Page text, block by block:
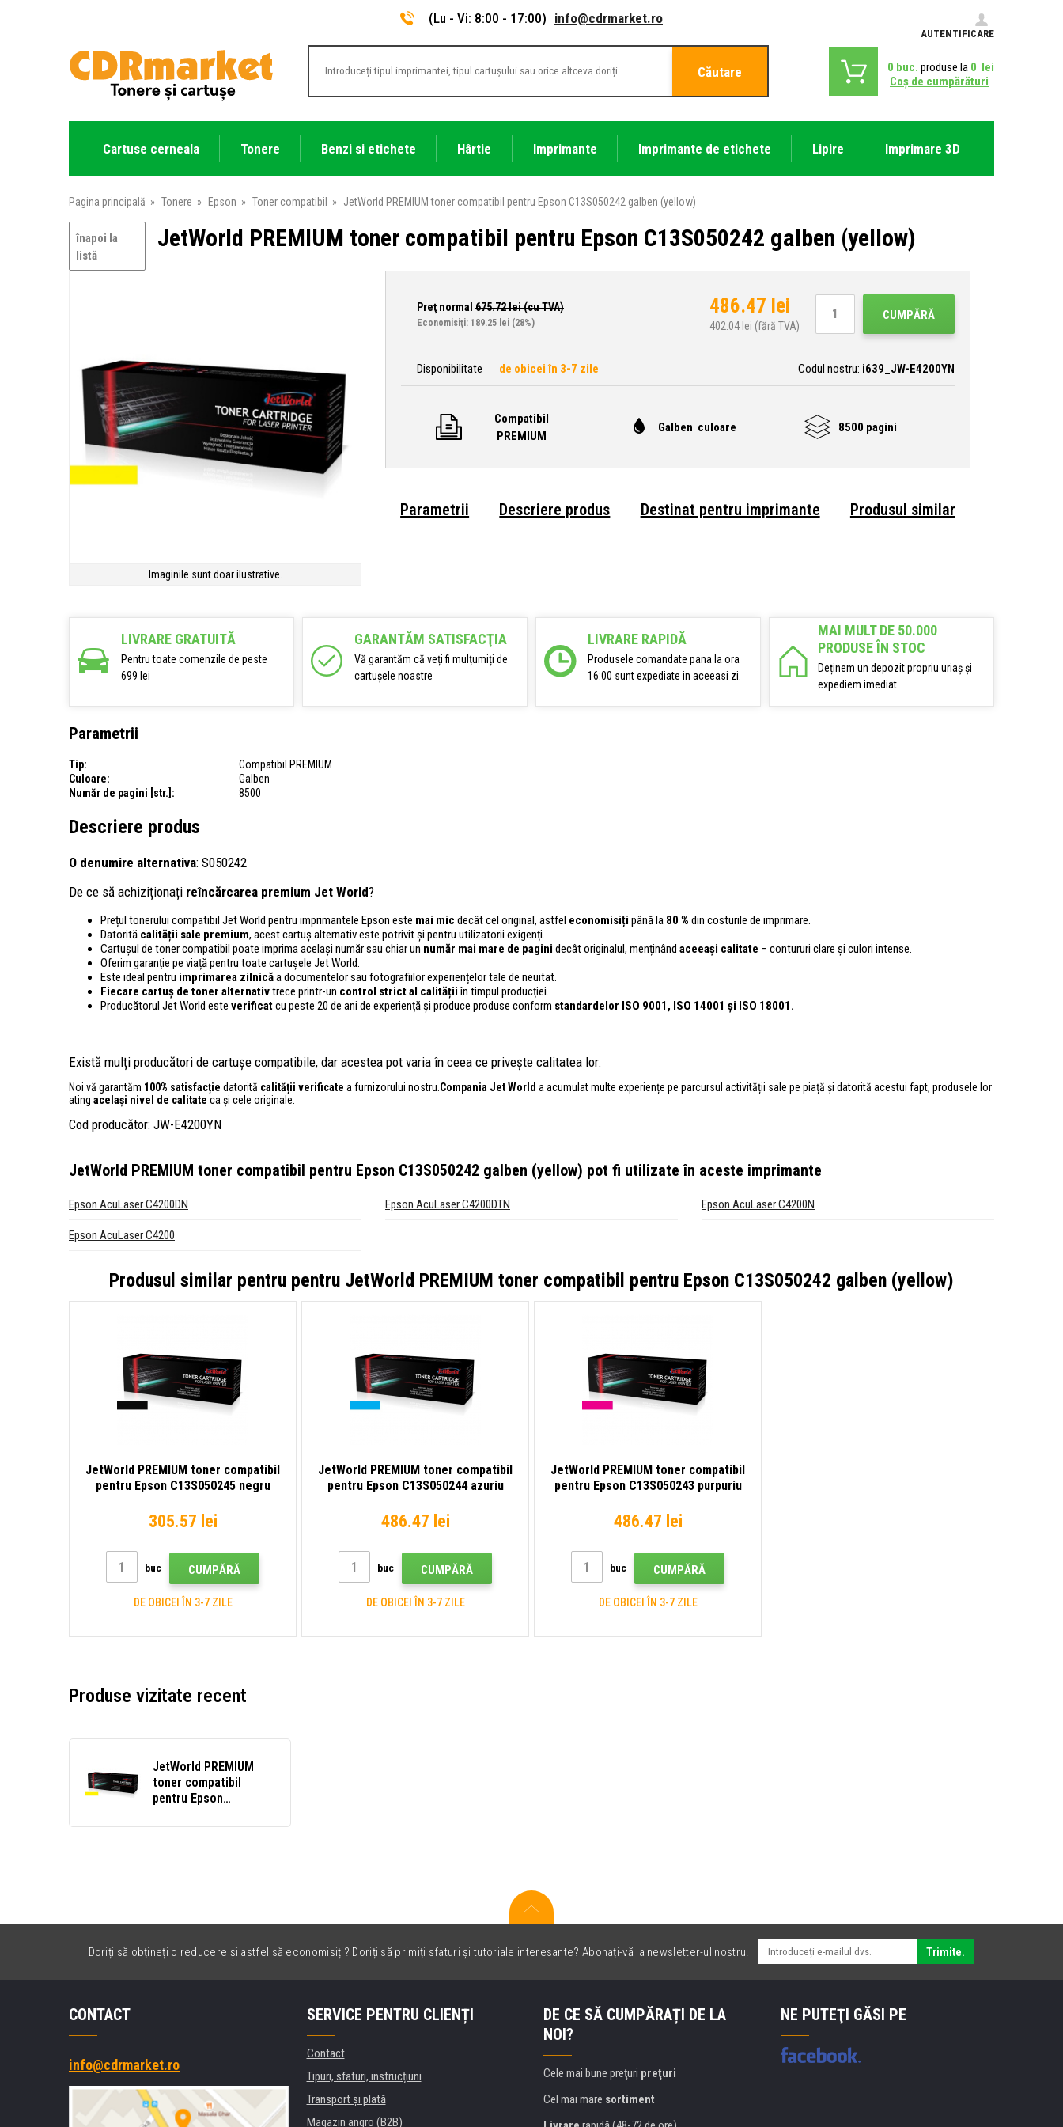
(Lu - Vi: 8:00 - 17:00) info@cdrmarket.ro
AUTENTIFICARE
Căutare 0 buc. produse la 0 lei
Coş de cumpărături
Cartuse cerneala Tonere Benzi si etichete Hârtie Imprimante Imprimante de etichete Lipire Imprimare 3D
Pagina principală » Tonere » Epson » Toner compatibil » JetWorld PREMIUM toner compatibil pentru Epson C13S050242 galben (yellow)
înapoi la
listă
JetWorld PREMIUM toner compatibil pentru Epson C13S050242 galben (yellow)
Imaginile sunt doar ilustrative.
Preţ normal 675.72lei (cu TVA)
Economisiţi: 189.25 lei (28%)
486.47 lei
402.04lei (fără TVA)
CUMPĂRĂ
Disponibilitate de obicei în 3-7 zile Codul nostru: i639_JW-E4200YN
Compatibil
PREMIUM
Galben culoare 8500 pagini
Parametrii Descriere produs Destinat pentru imprimante Produsul similar
LIVRARE GRATUITĂ
Pentru toate comenzile de peste
699 lei
GARANTĂM SATISFACŢIA
Vă garantăm că veți fi mulțumiți de
cartușele noastre
LIVRARE RAPIDĂ
Produsele comandate pana la ora
16:00 sunt expediate in aceeasi zi.
MAI MULT DE 50.000
PRODUSE ÎN STOC
Deținem un depozit propriu uriaș și
expediem imediat.
Parametrii
Tip:
Compatibil PREMIUM
Culoare:
Galben
Număr de pagini [str.]:
8500
Descriere produs
O denumire alternativa: S050242
De ce să achiziționați reîncărcarea premium Jet World?
Prețul tonerului compatibil Jet World pentru imprimantele Epson este mai mic decât cel original, astfel economisiți până la 80 % din costurile de imprimare.
Datorită calității sale premium, acest cartuș alternativ este potrivit și pentru utilizatorii exigenți.
Cartușul de toner compatibil poate imprima același număr sau chiar un număr mai mare de pagini decât originalul, menținând aceeași calitate – contururi clare și culori intense.
Oferim garanție pe viață pentru toate cartușele Jet World.
Este ideal pentru imprimarea zilnicăa documentelor sau fotografiilor experiențelor tale de neuitat.
Fiecare cartuș de toner alternativtrece printr-un control strict al calitățiiîn timpul producției.
Producătorul Jet World este verificatcu peste 20 de ani de experiență și produce produse conform standardelor ISO 9001, ISO 14001 și ISO 18001.
Există mulți producători de cartușe compatibile, dar acestea pot varia în ceea ce privește calitatea lor.
Noi vă garantăm 100% satisfacție datorită calității verificate a furnizorului nostru.Compania Jet World a acumulat multe experiențe pe parcursul activității sale pe piață și datorită acestui fapt, produsele lor
ating același nivel de calitate ca și cele originale.
Cod producător: JW-E4200YN
JetWorld PREMIUM toner compatibil pentru Epson C13S050242 galben (yellow) pot fi utilizate în aceste imprimante
Epson AcuLaser C4200DN Epson AcuLaser C4200DTN Epson AcuLaser C4200N
Epson AcuLaser C4200
Produsul similar pentru pentru JetWorld PREMIUM toner compatibil pentru Epson C13S050242 galben (yellow)
JetWorld PREMIUM toner compatibil
pentru Epson C13S050245 negru
305.57 lei
buc CUMPĂRĂ
DE OBICEI ÎN 3-7 ZILE
JetWorld PREMIUM toner compatibil
pentru Epson C13S050244 azuriu
486.47 lei
buc CUMPĂRĂ
DE OBICEI ÎN 3-7 ZILE
JetWorld PREMIUM toner compatibil
pentru Epson C13S050243 purpuriu
486.47 lei
buc CUMPĂRĂ
DE OBICEI ÎN 3-7 ZILE
Produse vizitate recent
JetWorld PREMIUM
toner compatibil
pentru Epson
(yellow)
Doriți să obțineți o reducere și astfel să economisiți? Doriți să primiți sfaturi și tutoriale interesante? Abonați-vă la newsletter-ul nostru. Trimite.
CONTACT
info@cdrmarket.ro
SERVICE PENTRU CLIENȚI
Contact
Tipuri, sfaturi, instrucțiuni
Transport şi plată
Magazin angro (B2B)
DE CE SĂ CUMPĂRAȚI DE LA
NOI?
Cele mai bune preţuri preţuri
Cel mai mare sortiment
NE PUTEŢI GĂSI PE